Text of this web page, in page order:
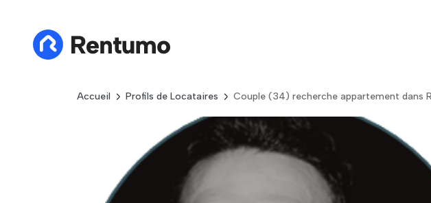
Accueil Profils de Locataires Couple (34) recherche appartement dans